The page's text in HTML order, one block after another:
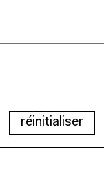
réinitialiser